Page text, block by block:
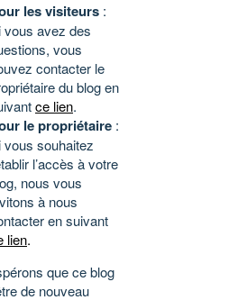
les visiteurs :
vous avez des
vous
contacter le
du blog en
ce lien.
le propriétaire :
vous souhaitez
l’accès à votre
nous vous
à nous
en suivant
lien.
que ce blog
de nouveau